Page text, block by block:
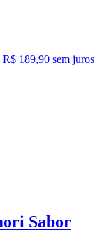
R$ 189,90 sem juros
Sabor